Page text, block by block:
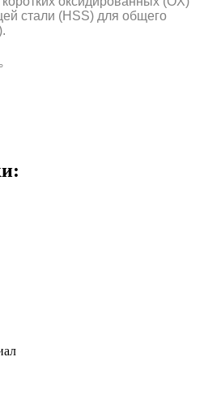
стали (HSS) для общего